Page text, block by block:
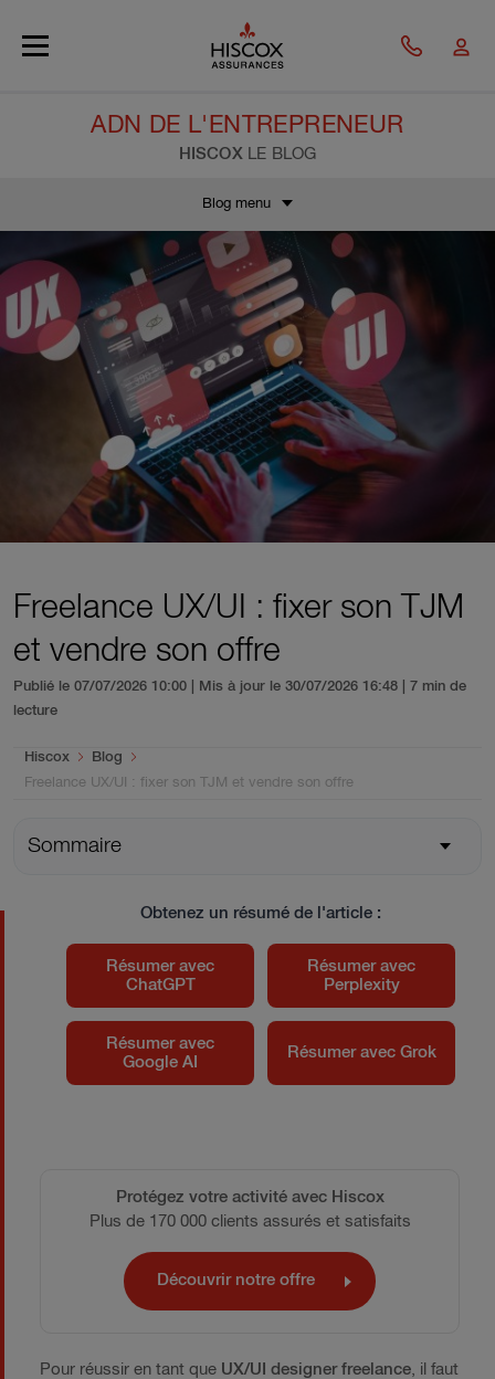
ADN DE L'ENTREPRENEUR
HISCOX LE BLOG
Blog menu
Freelance UX/UI : fixer son TJM
et vendre son offre
Publié le 07/07/2026 10:00 | Mis à jour le 30/07/2026 16:48
| 7 min de
lecture
You are here:
Hiscox
Blog
Freelance UX/UI : fixer son TJM et vendre son offre
Sommaire
Obtenez un résumé de l'article :
Résumer avec
ChatGPT
Résumer avec
Perplexity
Résumer avec
Google AI
Résumer avec Grok
Protégez votre activité avec Hiscox
Plus de 170 000 clients assurés et satisfaits
Découvrir notre offre
Pour réussir en tant que UX/UI designer freelance , il faut